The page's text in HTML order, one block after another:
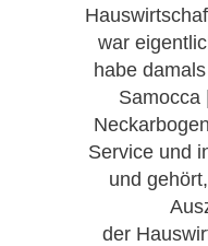
war
habe
Samocca
Service und
und
der